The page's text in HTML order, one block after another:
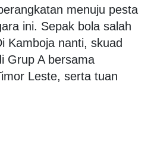
menuju pesta
ini. Sepak bola salah
Kamboja nanti, skuad
Grup A bersama
Leste, serta tuan